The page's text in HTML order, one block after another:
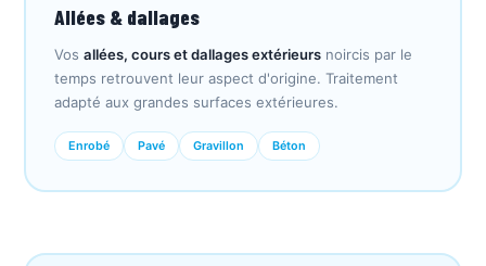
Allées & dallages
Vos allées, cours et dallages extérieursnoircis par le
temps retrouvent leur aspect d'origine. Traitement
adapté aux grandes surfaces extérieures.
Enrobé Pavé Gravillon Béton